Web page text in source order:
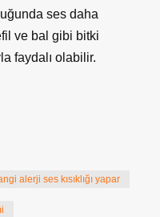
ses daha
ve bal gibi bitki
faydalı olabilir.
alerji ses kısıklığı yapar